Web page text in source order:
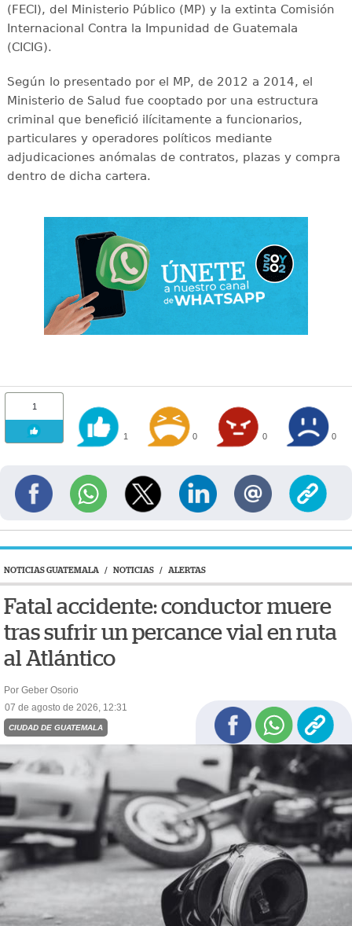
(FECI), del Ministerio Público (MP) y la extinta Comisión
Internacional Contra la Impunidad de Guatemala
(CICIG).
Según lo presentado por el MP, de 2012 a 2014, el
Ministerio de Salud fue cooptado por una estructura
criminal que benefició ilícitamente a funcionarios,
particulares y operadores políticos mediante
adjudicaciones anómalas de contratos, plazas y compra
dentro de dicha cartera.
1
1 0 0 0
NOTICIAS GUATEMALA / NOTICIAS / ALERTAS
Fatal accidente: conductor muere
tras sufrir un percance vial en ruta
al Atlántico
Por Geber Osorio
07 de agosto de 2026, 12:31
CIUDAD DE GUATEMALA